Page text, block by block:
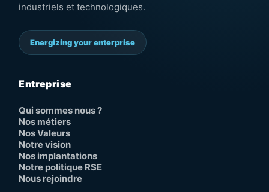
industriels et technologiques.
Energizing your enterprise
Entreprise
Qui sommes nous ?
Nos métiers
Nos Valeurs
Notre vision
Nos implantations
Notre politique RSE
Nous rejoindre